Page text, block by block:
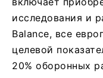
исследования и
Balance, все
целевой
20% оборонных